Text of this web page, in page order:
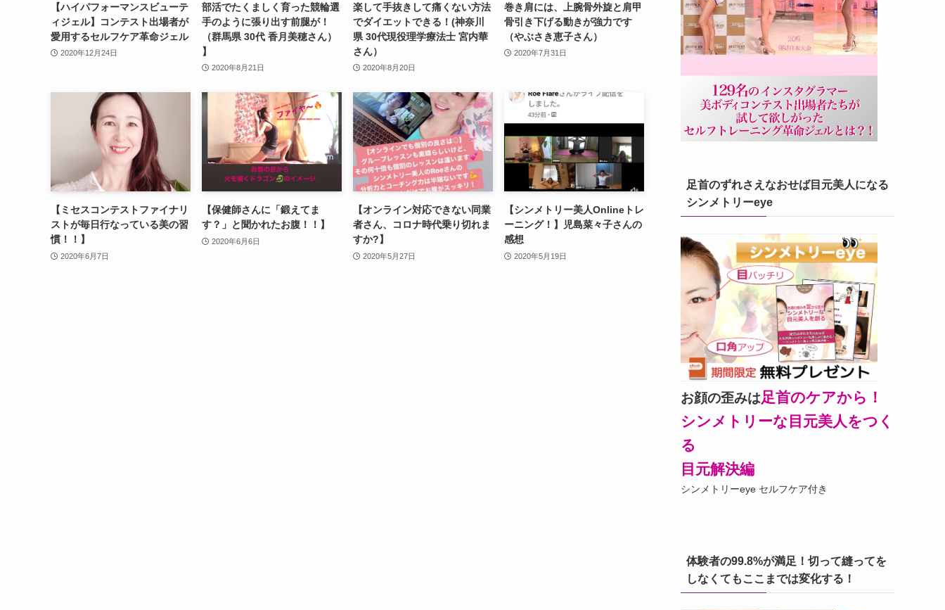
【ハイパフォーマンスビューテ
ィジェル】コンテスト出場者が
愛用するセルフケア革命ジェル
2020年12月24日
部活でたくましく育った競輪選
手のように張り出す前腿が！
（群馬県 30代 香月美穂さん）
】
2020年8月21日
楽して手抜きして痛くない方法
でダイエットできる！(神奈川
県 30代現役理学療法士 宮内華
さん）
2020年8月20日
巻き肩には、上腕骨外旋と肩甲
骨引き下げる動きが強力です
（やぶさき恵子さん）
2020年7月31日
【ミセスコンテストファイナリ
ストが毎日行なっている美の習
慣！！】
2020年6月7日
【保健師さんに「鍛えてま
す？」と聞かれたお腹！！】
2020年6月6日
【オンライン対応できない同業
者さん、コロナ時代乗り切れま
すか?】
2020年5月27日
【シンメトリー美人Onlineトレ
ーニング！】児島菜々子さんの
感想
2020年5月19日
足首のずれさえなおせば目元美人になる
シンメトリーeye
お顔の歪みは足首のケアから！
シンメトリーな目元美人をつく
る
目元解決編
シンメトリーeye セルフケア付き
体験者の99.8%が満足！切って縫ってを
しなくてもここまでは変化する！